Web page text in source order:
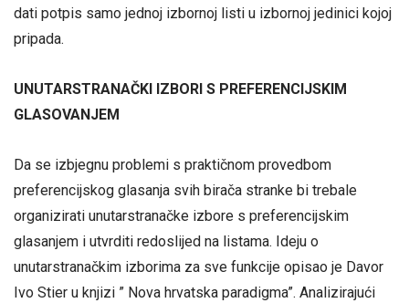
dati potpis samo jednoj izbornoj listi u izbornoj jedinici kojoj
pripada.
UNUTARSTRANAČKI IZBORI S PREFERENCIJSKIM
GLASOVANJEM
Da se izbjegnu problemi s praktičnom provedbom
preferencijskog glasanja svih birača stranke bi trebale
organizirati unutarstranačke izbore s preferencijskim
glasanjem i utvrditi redoslijed na listama. Ideju o
unutarstranačkim izborima za sve funkcije opisao je Davor
Ivo Stier u knjizi ” Nova hrvatska paradigma”. Analizirajući